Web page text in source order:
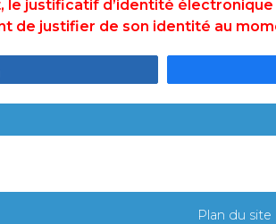
le justificatif d’identité
de justifier de son identité au
Plan du site